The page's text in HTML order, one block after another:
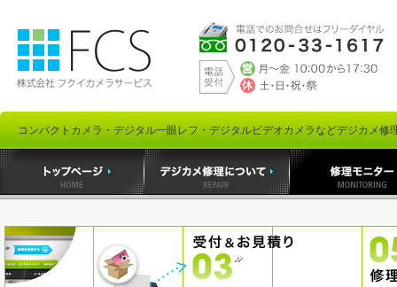
コンパクトカメラ・デジタル一眼レフ・デジタルビデオカメラなどデジカメ修